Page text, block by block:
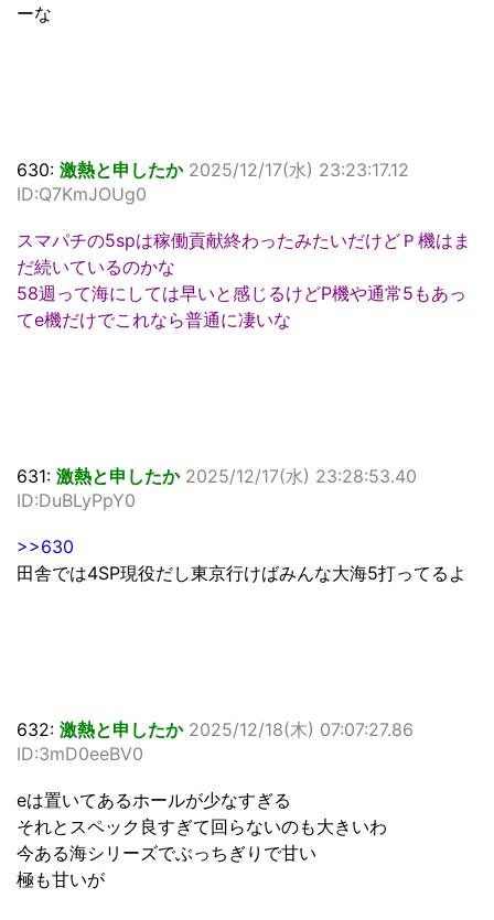
ーな
630: 激熱と申したか 2025/12/17(水) 23:23:17.12
ID:Q7KmJOUg0
スマパチの5spは稼働貢献終わったみたいだけどＰ機はま
だ続いているのかな
58週って海にしては早いと感じるけどP機や通常5もあっ
てe機だけでこれなら普通に凄いな
631: 激熱と申したか 2025/12/17(水) 23:28:53.40
ID:DuBLyPpY0
>>630
田舎では4SP現役だし東京行けばみんな大海5打ってるよ
632: 激熱と申したか 2025/12/18(木) 07:07:27.86
ID:3mD0eeBV0
eは置いてあるホールが少なすぎる
それとスペック良すぎて回らないのも大きいわ
今ある海シリーズでぶっちぎりで甘い
極も甘いが